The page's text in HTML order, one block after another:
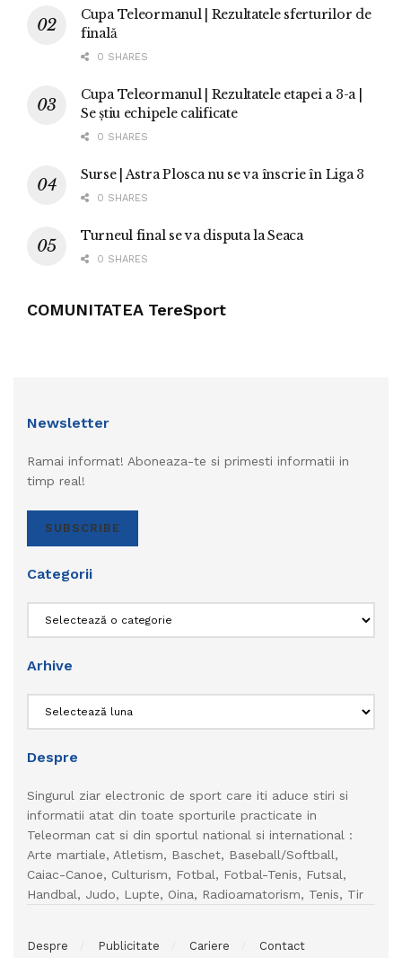
Cupa Teleormanul | Rezultatele sferturilor de
finală
0 SHARES
Cupa Teleormanul | Rezultatele etapei a 3-a |
Se știu echipele calificate
0 SHARES
Surse | Astra Plosca nu se va înscrie în Liga 3
0 SHARES
Turneul final se va disputa la Seaca
0 SHARES
COMUNITATEA TereSport
Newsletter
Ramai informat! Aboneaza-te si primesti informatii in
timp real!
SUBSCRIBE
Categorii
Arhive
Despre
Singurul ziar electronic de sport care iti aduce stiri si
informatii atat din toate sporturile practicate in
Teleorman cat si din sportul national si international :
Arte martiale, Atletism, Baschet, Baseball/Softball,
Caiac-Canoe, Culturism, Fotbal, Fotbal-Tenis, Futsal,
Handbal, Judo, Lupte, Oina, Radioamatorism, Tenis, Tir
Despre Publicitate Cariere Contact